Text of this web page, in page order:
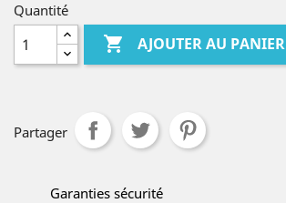
Quantité
 AJOUTER AU PANIER
Partager
Garanties sécurité